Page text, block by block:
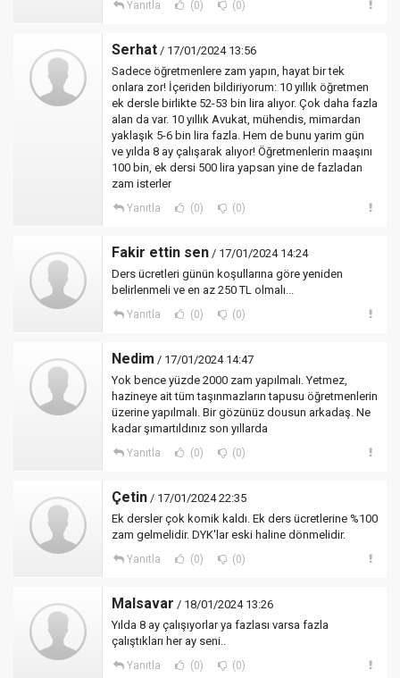
Yanıtla (0) (0)
Serhat / 17/01/2024 13:56
Sadece öğretmenlere zam yapın, hayat bir tek
onlara zor! İçeriden bildiriyorum: 10 yıllık öğretmen
ek dersle birlikte 52-53 bin lira alıyor. Çok daha fazla
alan da var. 10 yıllık Avukat, mühendis, mimardan
yaklaşık 5-6 bin lira fazla. Hem de bunu yarim gün
ve yılda 8 ay çalışarak alıyor! Öğretmenlerin maaşını
100 bin, ek dersi 500 lira yapsan yine de fazladan
zam isterler
Yanıtla (0) (0)
Fakir ettin sen / 17/01/2024 14:24
Ders ücretleri günün koşullarına göre yeniden
belirlenmeli ve en az 250 TL olmalı...
Yanıtla (0) (0)
Nedim / 17/01/2024 14:47
Yok bence yüzde 2000 zam yapılmalı. Yetmez,
hazineye ait tüm taşınmazların tapusu öğretmenlerin
üzerine yapılmalı. Bir gözünüz dousun arkadaş. Ne
kadar şımartıldınız son yıllarda
Yanıtla (0) (0)
Çetin / 17/01/2024 22:35
Ek dersler çok komik kaldı. Ek ders ücretlerine %100
zam gelmelidir. DYK'lar eski haline dönmelidir.
Yanıtla (0) (0)
Malsavar / 18/01/2024 13:26
Yılda 8 ay çalışıyorlar ya fazlası varsa fazla
çalıştıkları her ay seni..
Yanıtla (0) (0)